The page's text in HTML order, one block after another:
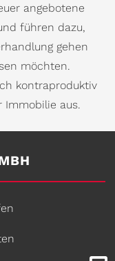
angebotene
führen dazu,
gehen
möchten.
kontraproduktiv
Immobilie aus.